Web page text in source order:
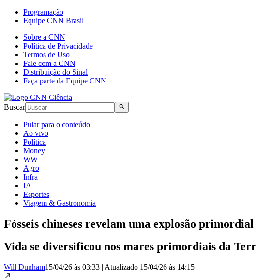
Programação
Equipe CNN Brasil
Sobre a CNN
Política de Privacidade
Termos de Uso
Fale com a CNN
Distribuição do Sinal
Faça parte da Equipe CNN
Buscar
Pular para o conteúdo
Ao vivo
Política
Money
WW
Agro
Infra
IA
Esportes
Viagem & Gastronomia
Fósseis chineses revelam uma explosão
Vida se diversificou nos mares primordiais da
Will Dunham15/04/26 às 03:33 | Atualizado 15/04/26 às 14:15